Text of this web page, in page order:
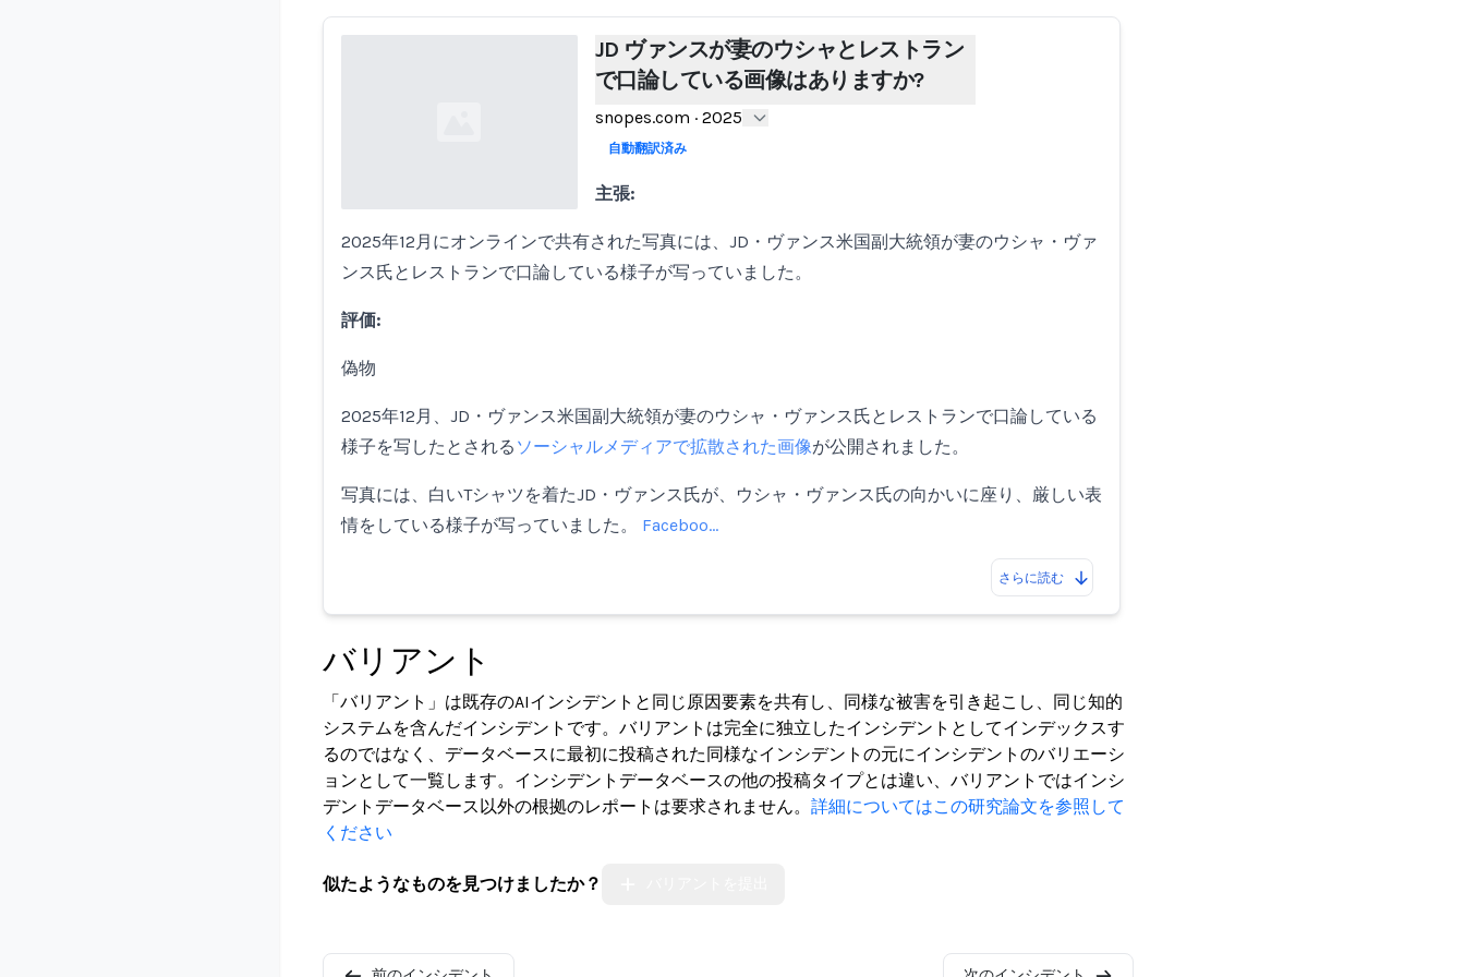
JD ヴァンスが妻のウシャとレストラン
で口論している画像はありますか?
snopes.com · 2025
自動翻訳済み
主張:
2025年12月にオンラインで共有された写真には、JD・ヴァンス米国副大統領が妻のウシャ・ヴァ
ンス氏とレストランで口論している様子が写っていました。
評価:
偽物
2025年12月、JD・ヴァンス米国副大統領が妻のウシャ・ヴァンス氏とレストランで口論している
様子を写したとされる ソーシャルメディアで拡散された画像が公開されました。
写真には、白いTシャツを着たJD・ヴァンス氏が、ウシャ・ヴァンス氏の向かいに座り、厳しい表
情をしている様子が写っていました。 Faceboo…
さらに読む
バリアント
「バリアント」は既存のAIインシデントと同じ原因要素を共有し、同様な被害を引き起こし、同じ知的
システムを含んだインシデントです。バリアントは完全に独立したインシデントとしてインデックスす
るのではなく、データベースに最初に投稿された同様なインシデントの元にインシデントのバリエーシ
ョンとして一覧します。インシデントデータベースの他の投稿タイプとは違い、バリアントではインシ
デントデータベース以外の根拠のレポートは要求されません。 詳細についてはこの研究論文を参照して
ください
似たようなものを見つけましたか？